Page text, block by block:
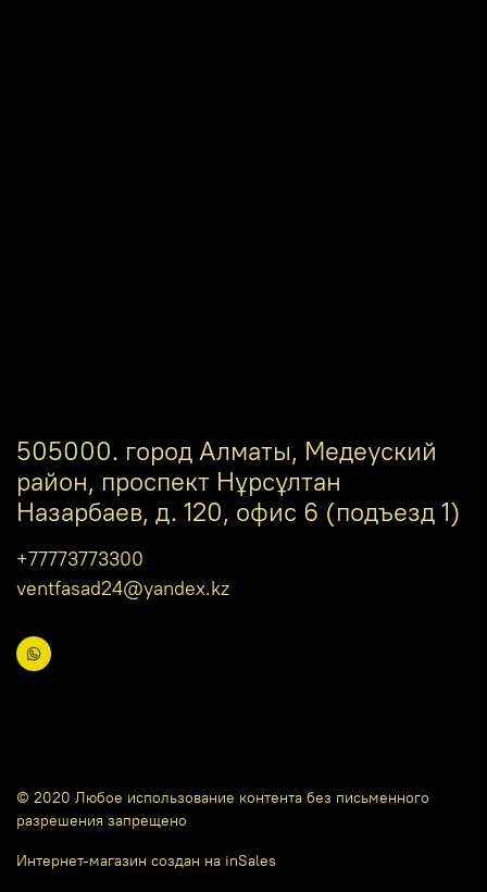
505000. город Алматы, Медеуский
район, проспект Нұрсұлтан
Назарбаев, д. 120, офис 6 (подъезд 1)
+77773773300
ventfasad24@yandex.kz
© 2020 Любое использование контента без письменного
разрешения запрещено
Интернет-магазин создан на inSales